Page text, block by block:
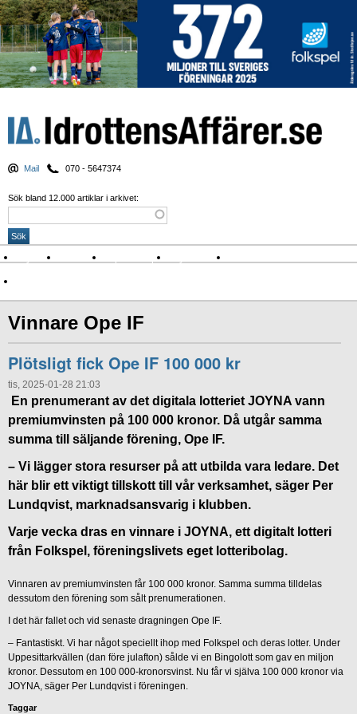
Mail 070 - 5647374
Sök bland 12.000 artiklar i arkivet:
Nyheter Krönikor Sport & spel Nyhetsbrev
Vinnare Ope IF
Plötsligt fick Ope IF 100 000 kr
tis, 2025-01-28 21:03
En prenumerant av det digitala lotteriet JOYNA vann
premiumvinsten på 100 000 kronor. Då utgår samma
summa till säljande förening, Ope IF.
– Vi lägger stora resurser på att utbilda vara ledare. Det
här blir ett viktigt tillskott till vår verksamhet, säger Per
Lundqvist, marknadsansvarig i klubben.
Varje vecka dras en vinnare i JOYNA, ett digitalt lotteri
från Folkspel, föreningslivets eget lotteribolag.
Vinnaren av premiumvinsten får 100 000 kronor. Samma summa tilldelas
dessutom den förening som sålt prenumerationen.
I det här fallet och vid senaste dragningen Ope IF.
– Fantastiskt. Vi har något speciellt ihop med Folkspel och deras lotter. Under
Uppesittarkvällen (dan före julafton) sålde vi en Bingolott som gav en miljon
kronor. Dessutom en 100 000-kronorsvinst. Nu får vi själva 100 000 kronor via
JOYNA, säger Per Lundqvist i föreningen.
Taggar